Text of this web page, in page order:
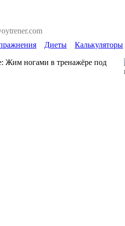
Диеты Калькуляторы